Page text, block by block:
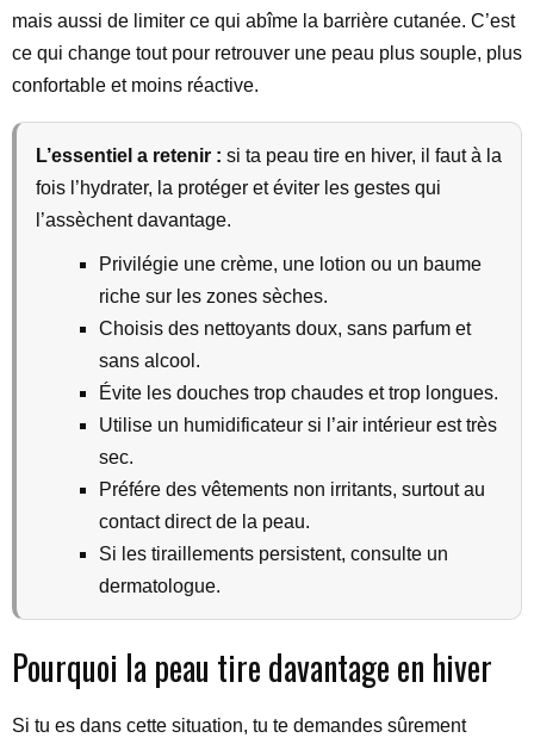
mais aussi de limiter ce qui abîme la barrière cutanée. C’est
ce qui change tout pour retrouver une peau plus souple, plus
confortable et moins réactive.
L’essentiel a retenir : si ta peau tire en hiver, il faut à la
fois l’hydrater, la protéger et éviter les gestes qui
l’assèchent davantage.
Privilégie une crème, une lotion ou un baume
riche sur les zones sèches.
Choisis des nettoyants doux, sans parfum et
sans alcool.
Évite les douches trop chaudes et trop longues.
Utilise un humidificateur si l’air intérieur est très
sec.
Préfére des vêtements non irritants, surtout au
contact direct de la peau.
Si les tiraillements persistent, consulte un
dermatologue.
Pourquoi la peau tire davantage en hiver
Si tu es dans cette situation, tu te demandes sûrement